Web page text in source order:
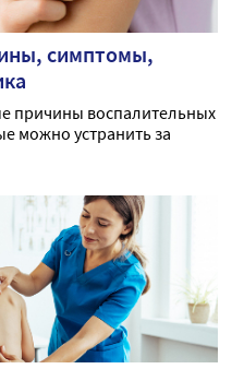
симптомы,
причины воспалительных
можно устранить за